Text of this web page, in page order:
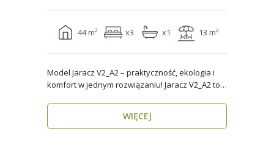
44 m² x3 x1 13 m²
Model Jaracz V2_A2 – praktyczność, ekologia i
komfort w jednym rozwiązaniu! Jaracz V2_A2 to
WIĘCEJ